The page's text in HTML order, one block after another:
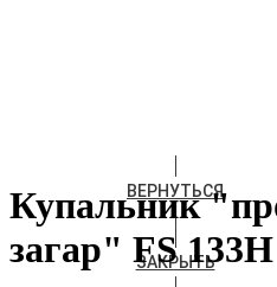
ВЕРНУТЬСЯ
ЗАКРЫТЬ
Купальник
загар" FS